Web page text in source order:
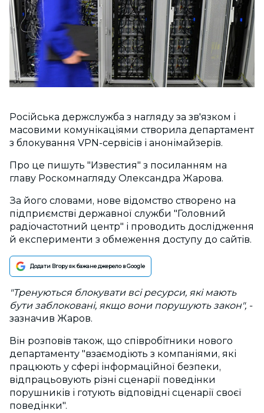
Російська держслужба з нагляду за зв'язком і
масовими комунікаціями створила департамент
з блокування VPN-сервісів і анонімайзерів.
Про це пишуть "Известия" з посиланням на
главу Роскомнагляду Олександра Жарова.
За його словами, нове відомство створено на
підприємстві державної служби "Головний
радіочастотний центр" і проводить дослідження
й експерименти з обмеження доступу до сайтів.
Додати Вгору як бажане джерело в Google
"Тренуються блокувати всі ресурси, які мають
бути заблоковані, якщо вони порушують закон", -
зазначив Жаров.
Він розповів також, що співробітники нового
департаменту "взаємодіють з компаніями, які
працюють у сфері інформаційної безпеки,
відпрацьовують різні сценарії поведінки
порушників і готують відповідні сценарії своєї
поведінки".